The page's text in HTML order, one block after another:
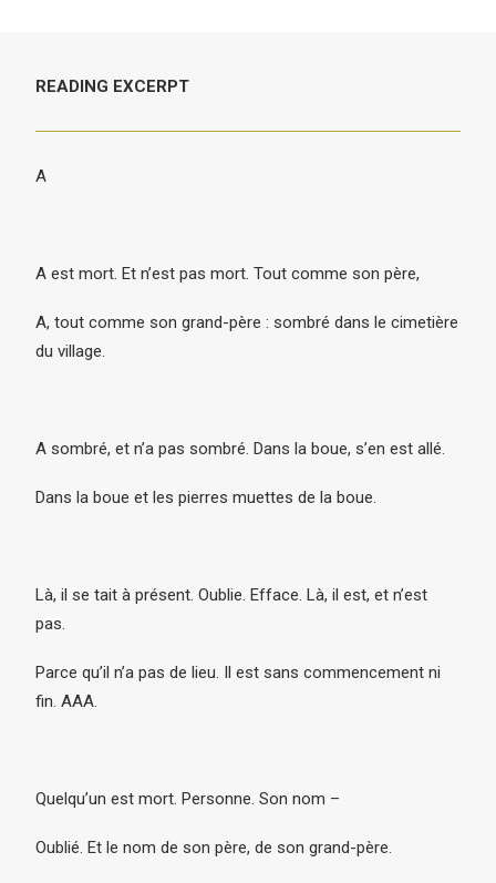
READING EXCERPT
A
A est mort. Et n’est pas mort. Tout comme son père,
A, tout comme son grand-père : sombré dans le cimetière
du village.
A sombré, et n’a pas sombré. Dans la boue, s’en est allé.
Dans la boue et les pierres muettes de la boue.
Là, il se tait à présent. Oublie. Efface. Là, il est, et n’est
pas.
Parce qu’il n’a pas de lieu. Il est sans commencement ni
fin. AAA.
Quelqu’un est mort. Personne. Son nom –
Oublié. Et le nom de son père, de son grand-père.